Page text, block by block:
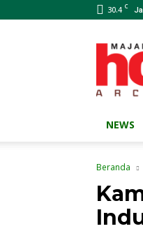
30.4 C
NEWS
Beranda